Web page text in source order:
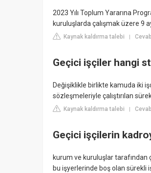
2023 Yılı Toplum Yararına
kuruluşlarda çalışmak üzere 9
Kaynak kaldırma talebi |
Geçici işçiler hangi
Değişiklikle birlikte kamuda iki
sözleşmeleriyle çalıştırılan
Kaynak kaldırma talebi |
Geçici işçilerin
kurum ve kuruluşlar tarafından
bu işyerlerinde boş olan sürekli